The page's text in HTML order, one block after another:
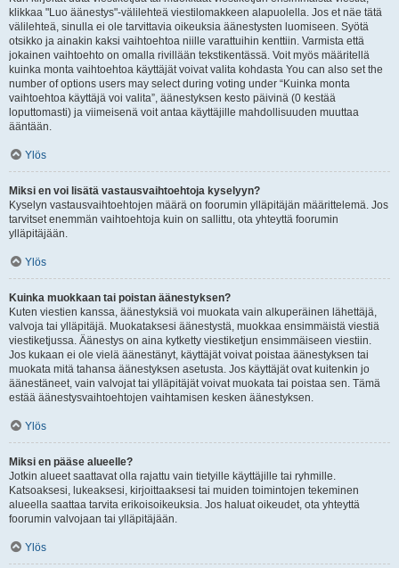
klikkaa "Luo äänestys"-välilehteä viestilomakkeen alapuolella. Jos et näe tätä
välilehteä, sinulla ei ole tarvittavia oikeuksia äänestysten luomiseen. Syötä
otsikko ja ainakin kaksi vaihtoehtoa niille varattuihin kenttiin. Varmista että
jokainen vaihtoehto on omalla rivillään tekstikentässä. Voit myös määritellä
kuinka monta vaihtoehtoa käyttäjät voivat valita kohdasta You can also set the
number of options users may select during voting under “Kuinka monta
vaihtoehtoa käyttäjä voi valita”, äänestyksen kesto päivinä (0 kestää
loputtomasti) ja viimeisenä voit antaa käyttäjille mahdollisuuden muuttaa
ääntään.
Ylös
Miksi en voi lisätä vastausvaihtoehtoja kyselyyn?
Kyselyn vastausvaihtoehtojen määrä on foorumin ylläpitäjän määrittelemä. Jos
tarvitset enemmän vaihtoehtoja kuin on sallittu, ota yhteyttä foorumin
ylläpitäjään.
Ylös
Kuinka muokkaan tai poistan äänestyksen?
Kuten viestien kanssa, äänestyksiä voi muokata vain alkuperäinen lähettäjä,
valvoja tai ylläpitäjä. Muokataksesi äänestystä, muokkaa ensimmäistä viestiä
viestiketjussa. Äänestys on aina kytketty viestiketjun ensimmäiseen viestiin.
Jos kukaan ei ole vielä äänestänyt, käyttäjät voivat poistaa äänestyksen tai
muokata mitä tahansa äänestyksen asetusta. Jos käyttäjät ovat kuitenkin jo
äänestäneet, vain valvojat tai ylläpitäjät voivat muokata tai poistaa sen. Tämä
estää äänestysvaihtoehtojen vaihtamisen kesken äänestyksen.
Ylös
Miksi en pääse alueelle?
Jotkin alueet saattavat olla rajattu vain tietyille käyttäjille tai ryhmille.
Katsoaksesi, lukeaksesi, kirjoittaaksesi tai muiden toimintojen tekeminen
alueella saattaa tarvita erikoisoikeuksia. Jos haluat oikeudet, ota yhteyttä
foorumin valvojaan tai ylläpitäjään.
Ylös